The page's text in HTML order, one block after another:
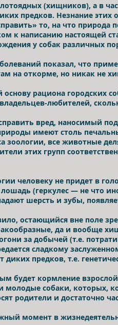
(хищников), а в
предков. Незнание этих
то, на что природа
к написанию настоящей
у собак различных
показал, что
на откорме, но никак не
рациона городских
любителей,
вред, наносимый
имеют столь
зоологии, все животные
этих групп
человеку не придет в
(геркулес — не что
шерсть и зубы,
остающийся вне поле
да и вообще
за добычей (т.е.
сладкому
диких предков, т.е.
будет кормление
молодые собаки, которых,
родители и достаточно
момент в